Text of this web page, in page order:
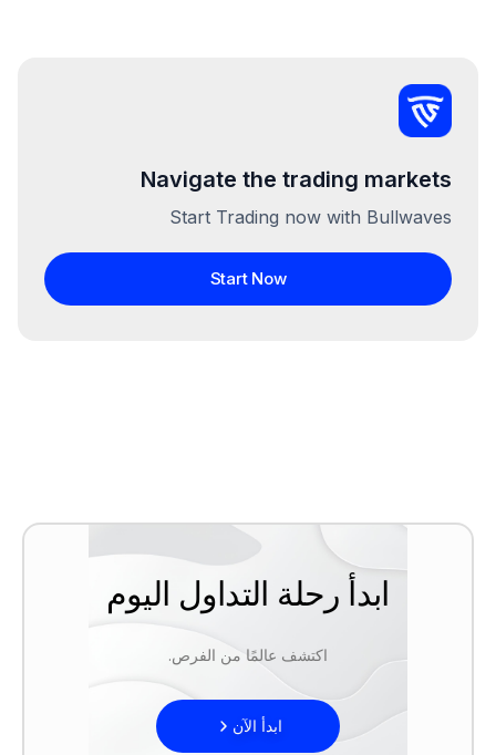
Navigate the trading markets
Start Trading now with Bullwaves
Start Now
ابدأ رحلة التداول اليوم
اكتشف عالمًا من الفرص.
ابدأ الآن